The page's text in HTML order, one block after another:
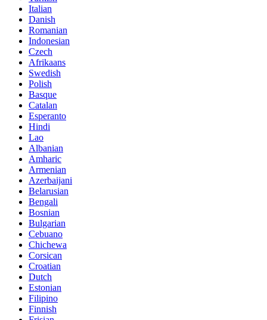
Italian
Danish
Romanian
Indonesian
Czech
Afrikaans
Swedish
Polish
Basque
Catalan
Esperanto
Hindi
Lao
Albanian
Amharic
Armenian
Azerbaijani
Belarusian
Bengali
Bosnian
Bulgarian
Cebuano
Chichewa
Corsican
Croatian
Dutch
Estonian
Filipino
Finnish